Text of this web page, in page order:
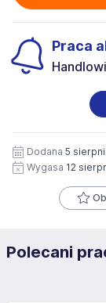
Praca
Dodana 5
Wygasa 12
Polecani